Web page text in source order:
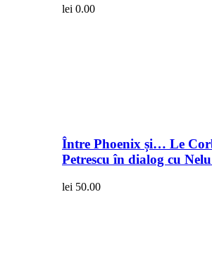
lei 0.00
Între Phoenix și… Le
Petrescu în dialog cu
lei 50.00